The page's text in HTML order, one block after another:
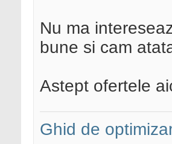
Nu ma
bune si cam
Astept ofertele
Ghid de